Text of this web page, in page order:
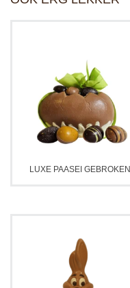
LUXE PAASEI GEBROKEN